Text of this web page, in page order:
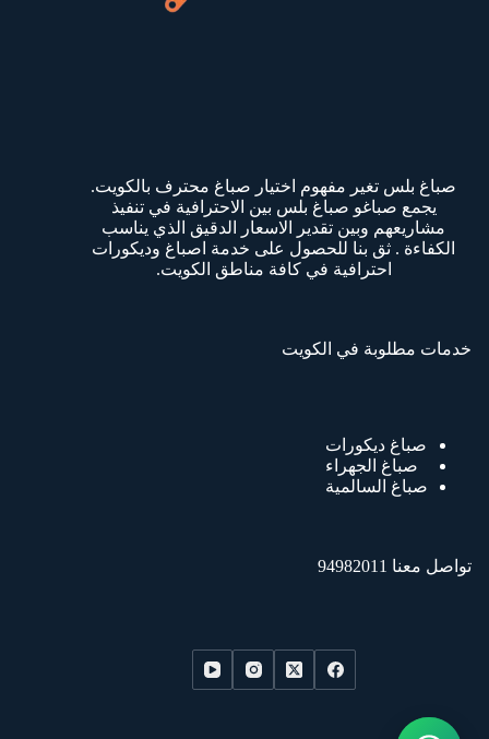
صباغ بلس تغير مفهوم اختيار صباغ محترف بالكويت.
يجمع صباغو صباغ بلس بين الاحترافية في تنفيذ
مشاريعهم وبين تقدير الاسعار الدقيق الذي يناسب
الكفاءة . ثق بنا للحصول على خدمة اصباغ وديكورات
احترافية في كافة مناطق الكويت.
خدمات مطلوبة في الكويت
صباغ ديكورات
صباغ الجهراء
صباغ السالمية
تواصل معنا 94982011